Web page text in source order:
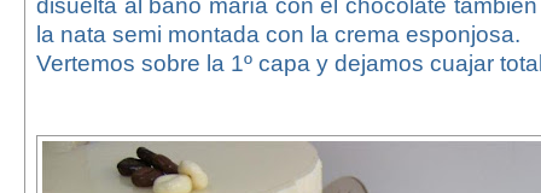
la nata semi montada con la crema esponjosa.
Vertemos sobre la 1º capa y dejamos cuajar